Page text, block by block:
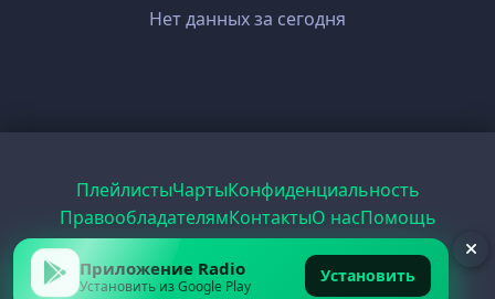
Нет данных за сегодня
ПлейлистыЧартыКонфиденциальность
ПравообладателямКонтактыО насПомощь
РецептыРадиоPDFRecordЕГЭ
Приложение Radio
Установить из Google Play Установить